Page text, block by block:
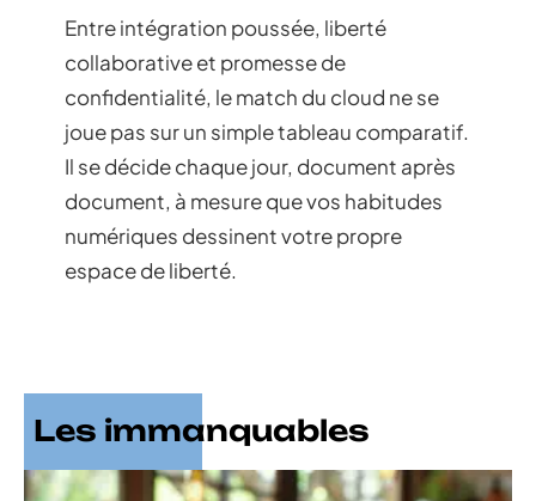
Entre intégration poussée, liberté
collaborative et promesse de
confidentialité, le match du cloud ne se
joue pas sur un simple tableau comparatif.
Il se décide chaque jour, document après
document, à mesure que vos habitudes
numériques dessinent votre propre
espace de liberté.
Les immanquables